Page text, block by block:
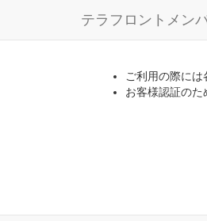
テラフロントメン
ご利用の際には
お客様認証のた